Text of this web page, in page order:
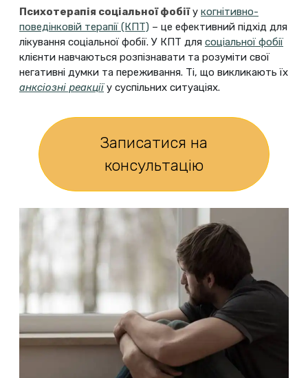
Психотерапія соціальної фобіїу когнітивно-
поведінковій терапії (КПТ) – це ефективний підхід для
лікування соціальної фобії. У КПТ для соціальної фобії
клієнти навчаються розпізнавати та розуміти свої
негативні думки та переживання. Ті, що викликають їх
анксіозні реакціїу суспільних ситуаціях.
Записатися на
консультацію